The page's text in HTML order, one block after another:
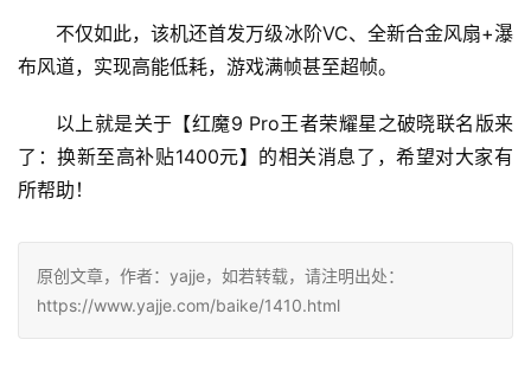
不仅如此，该机还首发万级冰阶VC、全新合金风扇+瀑
布风道，实现高能低耗，游戏满帧甚至超帧。
以上就是关于【红魔9 Pro王者荣耀星之破晓联名版来
了：换新至高补贴1400元】的相关消息了，希望对大家有
所帮助！
原创文章，作者：yajje，如若转载，请注明出处：
https://www.yajje.com/baike/1410.html